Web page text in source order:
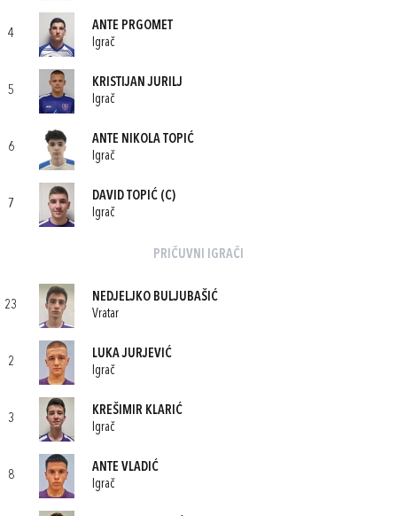
4
ANTE PRGOMET
Igrač
5
KRISTIJAN JURILJ
Igrač
6
ANTE NIKOLA TOPIĆ
Igrač
7
DAVID TOPIĆ (C)
Igrač
PRIČUVNI IGRAČI
23
NEDJELJKO BULJUBAŠIĆ
Vratar
2
LUKA JURJEVIĆ
Igrač
3
KREŠIMIR KLARIĆ
Igrač
8
ANTE VLADIĆ
Igrač